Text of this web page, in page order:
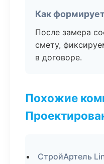
Как
После замера
смету,
в договоре.
Похожие
СтройАртель